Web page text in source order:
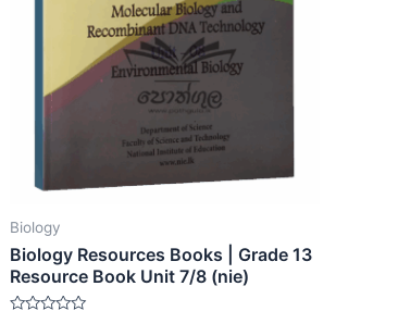
Biology
Biology Resources Books | Grade 13
Resource Book Unit 7/8 (nie)